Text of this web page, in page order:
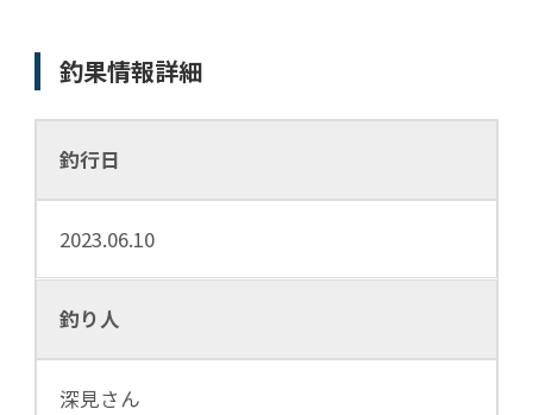
釣果情報詳細
釣行日
2023.06.10
釣り人
深見さん